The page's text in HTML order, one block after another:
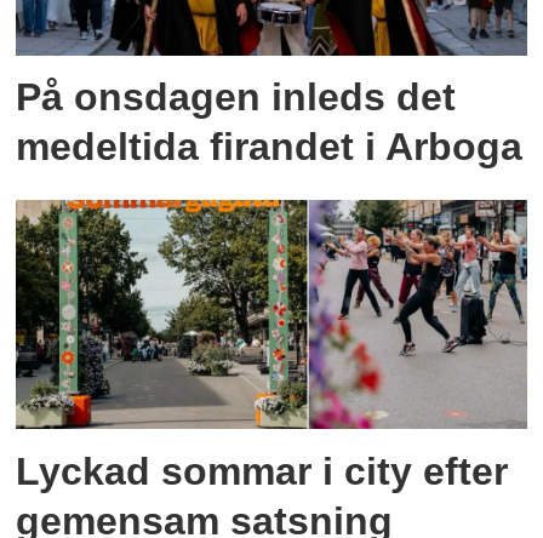
På onsdagen inleds det
medeltida firandet i Arboga
Lyckad sommar i city efter
gemensam satsning